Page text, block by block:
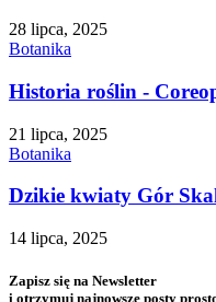
28 lipca, 2025
Botanika
Historia roślin -
21 lipca, 2025
Botanika
Dzikie kwiaty Gór
14 lipca, 2025
Zapisz się na Newsletter
i otrzymuj najnowsze posty